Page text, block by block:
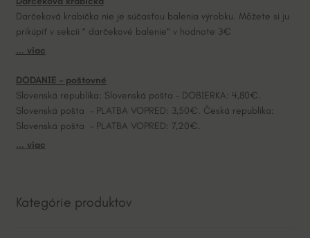
:
Darčeková krabička nie je súčasťou balenia výrobku. Môžete si ju
prikúpiť v sekcii “ darčekové balenie“ v hodnote 3€
... viac
DODANIE – poštovné
Slovenská republika: Slovenská pošta – DOBIERKA: 4,80€.
Slovenská pošta – PLATBA VOPRED: 3,50€. Česká republika:
Slovenská pošta – PLATBA VOPRED: 7,20€.
... viac
Kategórie produktov